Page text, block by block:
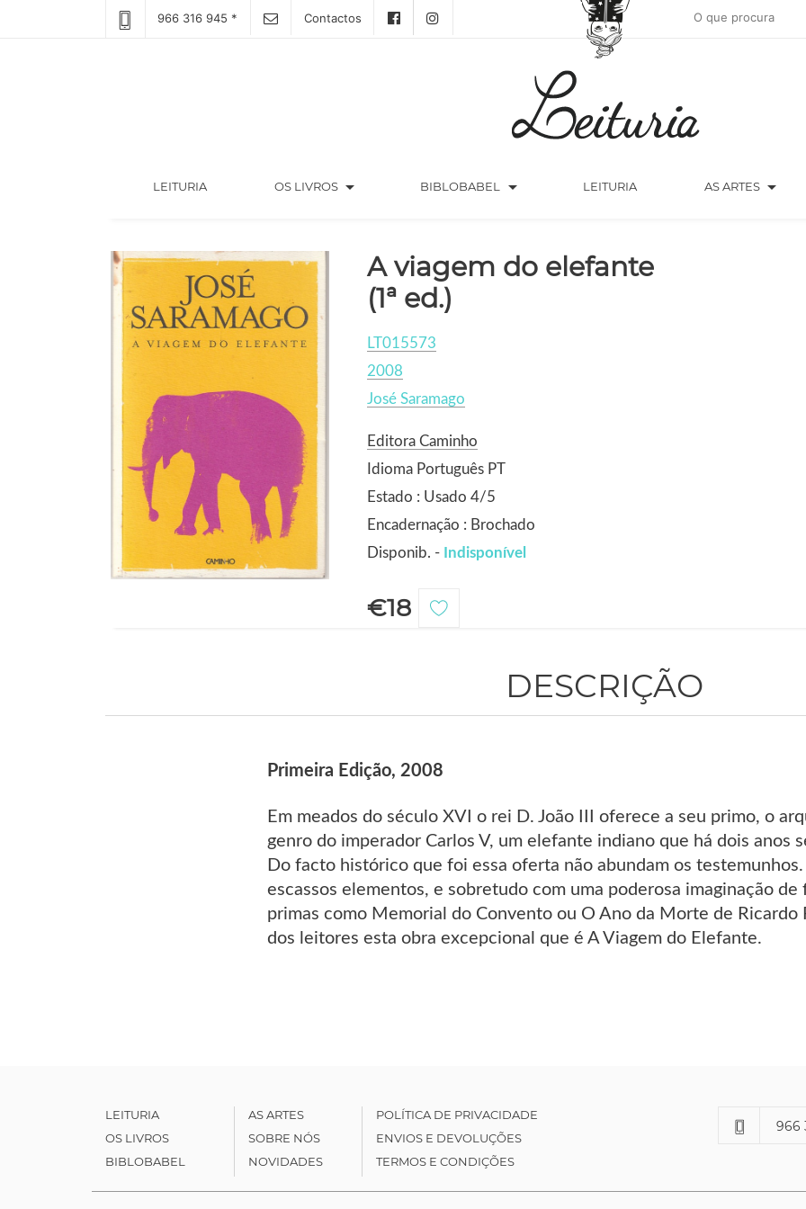
966 316 945 * Contactos
LEITURIA(CURRENT) OS LIVROS arrow_drop_down BIBLOBABEL arrow_drop_down LEITURIA AS ARTES arrow_drop_down
A viagem do elefante
(1ª ed.)
LT015573
2008
José Saramago
Editora Caminho
Idioma Português PT
Estado : Usado 4/5
Encadernação : Brochado
Disponib. - Indisponível
€18
DESCRIÇÃO
Primeira Edição, 2008
Em meados do século XVI o rei D. João III oferece a seu primo, o
genro do imperador Carlos V, um elefante indiano que há dois anos
Do facto histórico que foi essa oferta não abundam os
escassos elementos, e sobretudo com uma poderosa imaginação
primas como Memorial do Convento ou O Ano da Morte de Ricardo
dos leitores esta obra excepcional que é A Viagem do Elefante.
LEITURIA
OS LIVROS
BIBLOBABEL
AS ARTES
SOBRE NÓS
NOVIDADES
POLÍTICA DE PRIVACIDADE
ENVIOS E DEVOLUÇÕES
TERMOS E CONDIÇÕES
966